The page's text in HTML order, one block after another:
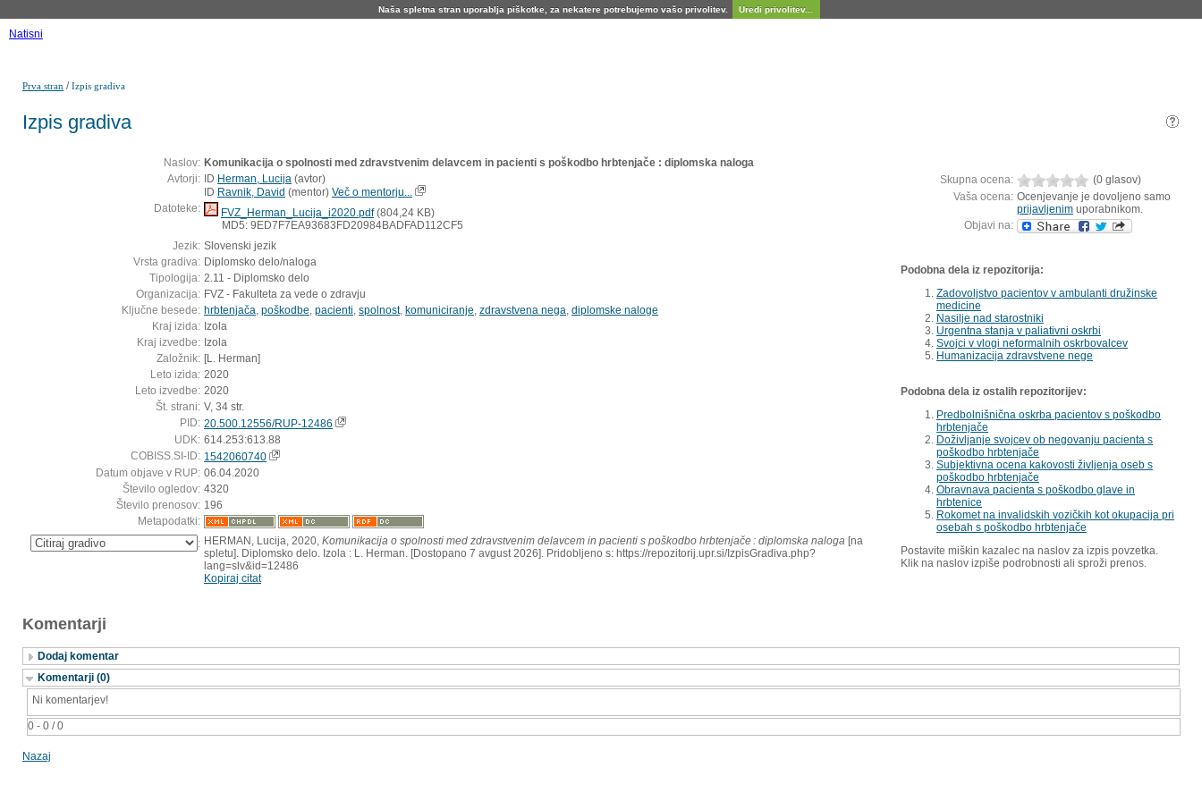
Naša spletna stran uporablja piškotke, za nekatere potrebujemo vašo privolitev. Uredi privolitev...
Natisni
Prva stran /Izpis gradiva
Izpis gradiva
Naslov: Komunikacija o spolnosti med zdravstvenim delavcem in pacienti s poškodbo hrbtenjače : diplomska naloga
Avtorji: ID Herman, Lucija (avtor)
ID Ravnik, David (mentor) Več o mentorju...
Datoteke:
FVZ_Herman_Lucija_i2020.pdf(804,24 KB)
MD5: 9ED7F7EA93683FD20984BADFAD112CF5
Jezik: Slovenski jezik
Vrsta gradiva: Diplomsko delo/naloga
Tipologija: 2.11 - Diplomsko delo
Organizacija: FVZ - Fakulteta za vede o zdravju
Ključne besede: hrbtenjača poškodbe pacienti spolnost, komuniciranje zdravstvena nega diplomske naloge
Kraj izida: Izola
Kraj izvedbe: Izola
Založnik: [L. Herman]
Leto izida: 2020
Leto izvedbe: 2020
Št. strani: V, 34 str.
PID: 20.500.12556/RUP-12486
UDK: 614.253:613.88
COBISS.SI-ID: 1542060740
Datum objave v RUP: 06.04.2020
Število ogledov: 4320
Število prenosov: 196
Metapodatki:
: HERMAN, Lucija, 2020, Komunikacija o spolnosti med zdravstvenim delavcem in pacienti s poškodbo hrbtenjače : diplomska naloga [na
spletu]. Diplomsko delo. Izola : L. Herman. [Dostopano 7 avgust 2026]. Pridobljeno s: https://repozitorij.upr.si/IzpisGradiva.php?
lang=slv&id=12486
Kopiraj citat
Skupna ocena:
(0 glasov)
Vaša ocena: Ocenjevanje je dovoljeno samo
prijavljenim uporabnikom.
Objavi na:
Podobna dela iz repozitorija:
Zadovoljstvo pacientov v ambulanti družinske
medicine
Nasilje nad starostniki
Urgentna stanja v paliativni oskrbi
Svojci v vlogi neformalnih oskrbovalcev
Humanizacija zdravstvene nege
Podobna dela iz ostalih repozitorijev:
Predbolnišnična oskrba pacientov s poškodbo
hrbtenjače
Doživljanje svojcev ob negovanju pacienta s
poškodbo hrbtenjače
Subjektivna ocena kakovosti življenja oseb s
poškodbo hrbtenjače
Obravnava pacienta s poškodbo glave in
hrbtenice
Rokomet na invalidskih vozičkih kot okupacija pri
osebah s poškodbo hrbtenjače
Postavite miškin kazalec na naslov za izpis povzetka.
Klik na naslov izpiše podrobnosti ali sproži prenos.
Komentarji
Dodaj komentar
Komentarji (0)
0 - 0 / 0
Ni komentarjev!
Nazaj